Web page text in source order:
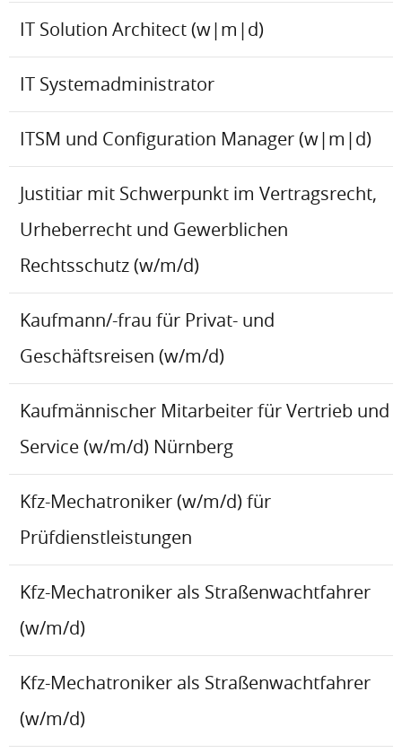
IT Solution Architect (w|m|d)
IT Systemadministrator
ITSM und Configuration Manager (w|m|d)
Justitiar mit Schwerpunkt im Vertragsrecht,
Urheberrecht und Gewerblichen
Rechtsschutz (w/m/d)
Kaufmann/-frau für Privat- und
Geschäftsreisen (w/m/d)
Kaufmännischer Mitarbeiter für Vertrieb und
Service (w/m/d) Nürnberg
Kfz-Mechatroniker (w/m/d) für
Prüfdienstleistungen
Kfz-Mechatroniker als Straßenwachtfahrer
(w/m/d)
Kfz-Mechatroniker als Straßenwachtfahrer
(w/m/d)